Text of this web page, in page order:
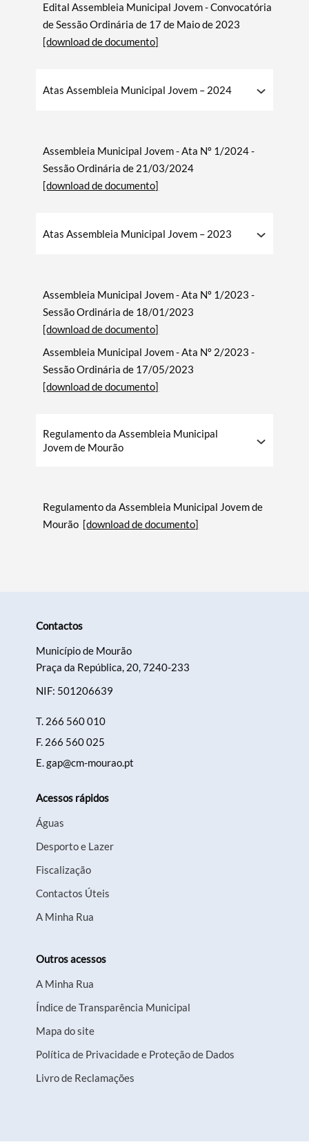
Termo de Pesquisa
Filtros
Edital Assembleia Municipal Jovem - Convocatória
de Sessão Ordinária de 17 de Maio de 2023
[download de documento]
Atas Assembleia Municipal Jovem – 2024
Assembleia Municipal Jovem - Ata Nº 1/2024 -
Sessão Ordinária de 21/03/2024
[download de documento]
Atas Assembleia Municipal Jovem – 2023
Assembleia Municipal Jovem - Ata Nº 1/2023 -
Sessão Ordinária de 18/01/2023
[download de documento]
Assembleia Municipal Jovem - Ata Nº 2/2023 -
Sessão Ordinária de 17/05/2023
[download de documento]
Regulamento da Assembleia Municipal
Jovem de Mourão
Regulamento da Assembleia Municipal Jovem de
Mourão [download de documento]
Contactos
Município de Mourão
Praça da República, 20, 7240-233
NIF: 501206639
T. 266 560 010
F. 266 560 025
E.gap@cm-mourao.pt
Acessos rápidos
Águas
Desporto e Lazer
Fiscalização
Contactos Úteis
A Minha Rua
Outros acessos
A Minha Rua
Índice de Transparência Municipal
Mapa do site
Política de Privacidade e Proteção de Dados
Livro de Reclamações